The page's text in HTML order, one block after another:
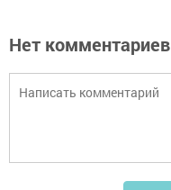
Нет комментариев